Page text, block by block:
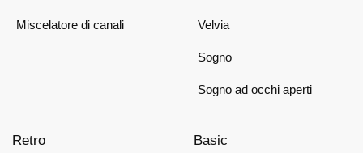
Miscelatore di canali Velvia
Sogno
Sogno ad occhi aperti
Retro Basic